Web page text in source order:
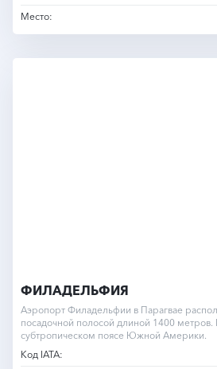
Место:
ФИЛАДЕЛЬФИЯ
Аэропорт Филадельфии в Парагвае
посадочной полосой длиной 1400
субтропическом поясе Южной Америки.
Код IATA: